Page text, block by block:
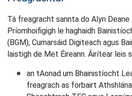
Tá freagracht sannta do Alyn Deane
Príomhoifigigh le haghaidh
(BGM), Cumarsáid Digiteach agus
laistigh de Met Éireann. Áirítear leis
an tAonad um Bhainistíocht
freagrach as forbairt